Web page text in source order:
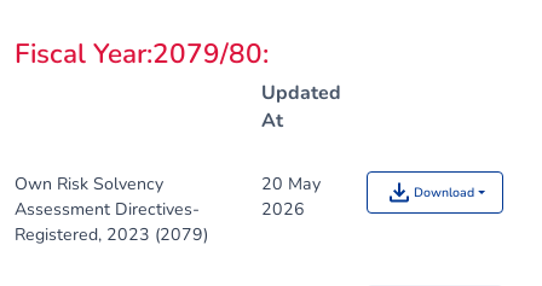
Fiscal Year:2079/80:
Updated
At
Own Risk Solvency
Assessment Directives-
Registered, 2023 (2079)
20 May
2026
Download